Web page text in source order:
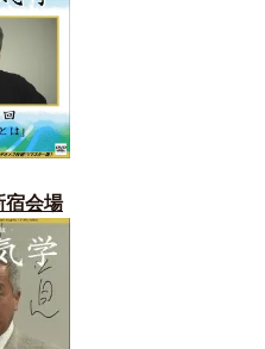
宿会場